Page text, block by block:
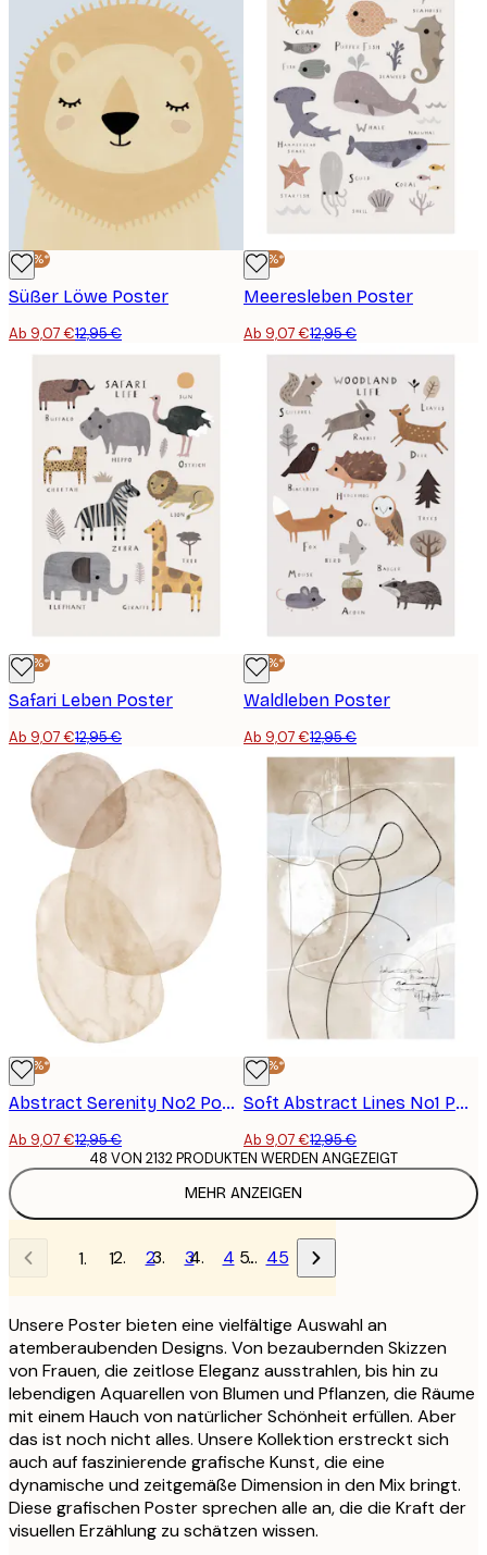
-30%*
Süßer Löwe Poster
Ab 9,07 €12,95 €
-30%*
Meeresleben Poster
Ab 9,07 €12,95 €
-30%*
Safari Leben Poster
Ab 9,07 €12,95 €
-30%*
Waldleben Poster
Ab 9,07 €12,95 €
-30%*
Abstract Serenity No2 Poster
Ab 9,07 €12,95 €
-30%*
Soft Abstract Lines No1 Poster
Ab 9,07 €12,95 €
MEHR ANZEIGEN
48 VON 2132 PRODUKTEN WERDEN ANGEZEIGT
1 2 3 4 … 45
Unsere Poster bieten eine vielfältige Auswahl an
atemberaubenden Designs. Von bezaubernden Skizzen
von Frauen, die zeitlose Eleganz ausstrahlen, bis hin zu
lebendigen Aquarellen von Blumen und Pflanzen, die Räume
mit einem Hauch von natürlicher Schönheit erfüllen. Aber
das ist noch nicht alles. Unsere Kollektion erstreckt sich
auch auf faszinierende grafische Kunst, die eine
dynamische und zeitgemäße Dimension in den Mix bringt.
Diese grafischen Poster sprechen alle an, die die Kraft der
visuellen Erzählung zu schätzen wissen.